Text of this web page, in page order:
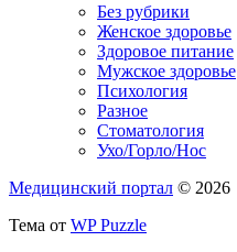
Без рубрики
Женское здоровье
Здоровое питание
Мужское здоровье
Психология
Разное
Стоматология
Ухо/Горло/Нос
Медицинский портал © 2026
Тема от WP Puzzle